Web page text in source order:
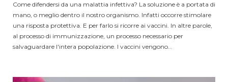
Come difendersi da una malattia infettiva? La soluzione è a portata di
mano, o meglio dentro il nostro organismo. Infatti occorre stimolare
una risposta protettiva. E per farlo si ricorre ai vaccini. In altre parole,
al processo di immunizzazione, un processo necessario per
salvaguardare l'intera popolazione. I vaccini vengono...